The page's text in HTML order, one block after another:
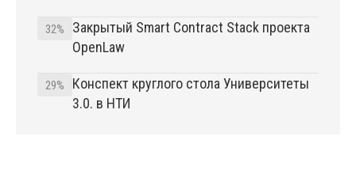
32%
Закрытый Smart Contract Stack проекта
OpenLaw
29%
Конспект круглого стола Университеты
3.0. в НТИ